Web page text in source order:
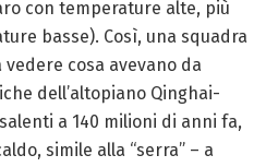
con temperature alte, più
basse). Così, una squadra
cosa avevano da
dell’altopiano Qinghai-
a 140 milioni di anni fa,
simile alla “serra” – a